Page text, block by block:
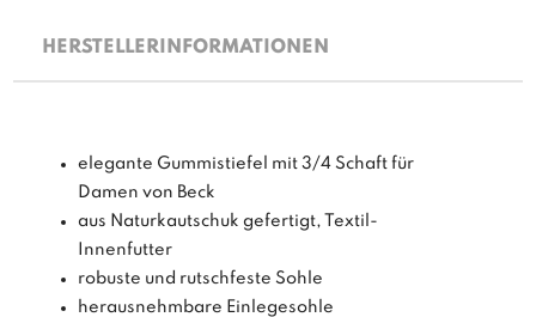
HERSTELLERINFORMATIONEN
elegante Gummistiefel mit 3/4 Schaft für
Damen von Beck
aus Naturkautschuk gefertigt, Textil-
Innenfutter
robuste und rutschfeste Sohle
herausnehmbare Einlegesohle